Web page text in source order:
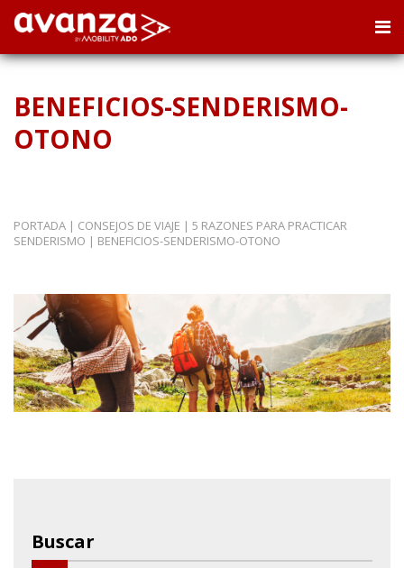
BENEFICIOS-SENDERISMO-
OTONO
PORTADA | CONSEJOS DE VIAJE | 5 RAZONES PARA PRACTICAR
SENDERISMO | BENEFICIOS-SENDERISMO-OTONO
Buscar